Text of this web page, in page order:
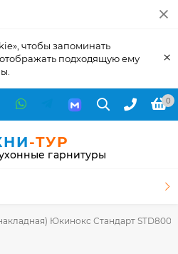
чтобы запоминать
подходящую ему
×
0
-ТУР
гарнитуры
Юкинокс Стандарт